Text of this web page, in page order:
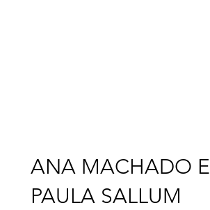
ANA MACHADO E
PAULA SALLUM